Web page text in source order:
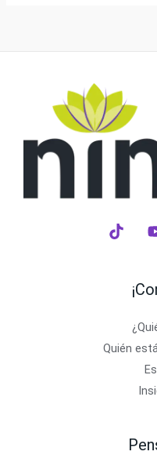
Quién